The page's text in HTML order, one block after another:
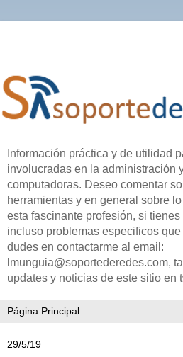
Información práctica y de utilidad
involucradas en la administración
computadoras. Deseo comentar
herramientas y en general sobre
esta fascinante profesión, si
incluso problemas especificos
dudes en contactarme al email:
lmunguia@soportederedes.com,
updates y noticias de este sitio en
29/5/19